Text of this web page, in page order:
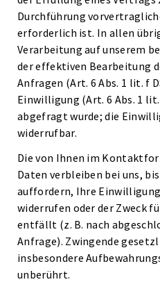
Durchführung
erforderlich ist. In allen
Verarbeitung auf unserem
der effektiven Bearbeitung
Anfragen (Art. 6 Abs. 1 lit. f
Einwilligung (Art. 6 Abs. 1 lit.
abgefragt wurde; die
widerrufbar.
Die von Ihnen im
Daten verbleiben bei uns,
auffordern, Ihre
widerrufen oder der Zweck
entfällt (z. B. nach
Anfrage). Zwingende
insbesondere
unberührt.